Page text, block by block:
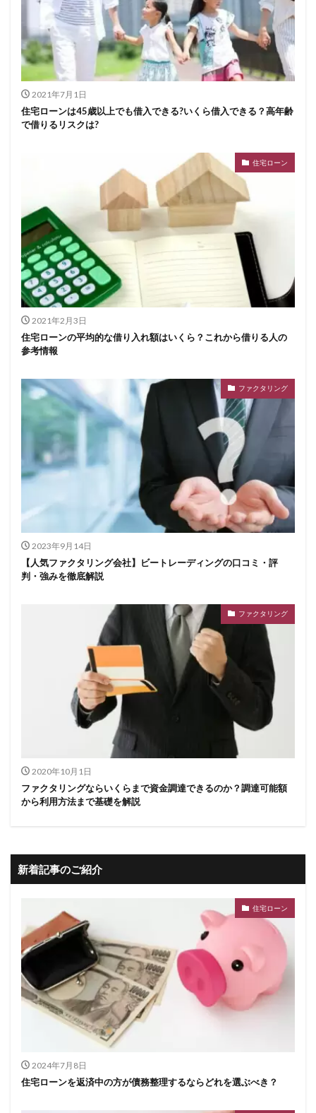
2021年7月1日
住宅ローンは45歳以上でも借入できる?いくら借入できる？高年齢
で借りるリスクは?
住宅ローン
2021年2月3日
住宅ローンの平均的な借り入れ額はいくら？これから借りる人の
参考情報
ファクタリング
2023年9月14日
【人気ファクタリング会社】ビートレーディングの口コミ・評
判・強みを徹底解説
ファクタリング
2020年10月1日
ファクタリングならいくらまで資金調達できるのか？調達可能額
から利用方法まで基礎を解説
新着記事のご紹介
住宅ローン
2024年7月8日
住宅ローンを返済中の方が債務整理するならどれを選ぶべき？